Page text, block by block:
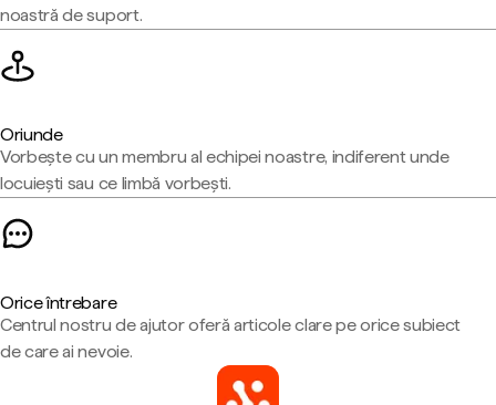
noastră de suport.
Oriunde
Vorbește cu un membru al echipei noastre, indiferent unde
locuiești sau ce limbă vorbești.
Orice întrebare
Centrul nostru de ajutor oferă articole clare pe orice subiect
de care ai nevoie.